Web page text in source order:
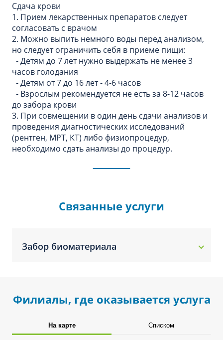
Сдача крови
1. Прием лекарственных препаратов следует
согласовать с врачом
2. Можно выпить немного воды перед анализом,
но следует ограничить себя в приеме пищи:
- Детям до 7 лет нужно выдержать не менее 3
часов голодания
- Детям от 7 до 16 лет - 4-6 часов
- Взрослым рекомендуется не есть за 8-12 часов
до забора крови
3. При совмещении в один день сдачи анализов и
проведения диагностических исследований
(рентген, МРТ, КТ) либо физиопроцедур,
необходимо сдать анализы до процедур.
Связанные услуги
Забор биоматериала
Филиалы, где оказывается услуга
На карте Списком